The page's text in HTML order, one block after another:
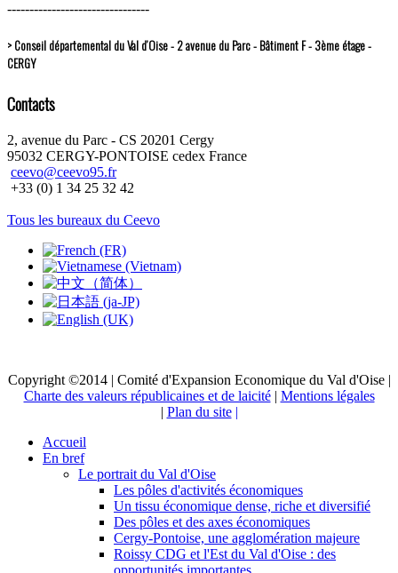
--------------------------------
> Conseil départemental du Val d’Oise - 2 avenue du Parc - Bâtiment F - 3ème étage -
CERGY
Contacts
2, avenue du Parc - CS 20201 Cergy
95032 CERGY-PONTOISE cedex France
ceevo@ceevo95.fr
+33 (0) 1 34 25 32 42
Tous les bureaux du Ceevo
Copyright ©2014 | Comité d'Expansion Economique du Val d'Oise |
Charte des valeurs républicaines et de laicité| Mentions légales
| Plan du site |
Accueil
En bref
Le portrait du Val d'Oise
Les pôles d'activités économiques
Un tissu économique dense, riche et diversifié
Des pôles et des axes économiques
Cergy-Pontoise, une agglomération majeure
Roissy CDG et l'Est du Val d'Oise : des